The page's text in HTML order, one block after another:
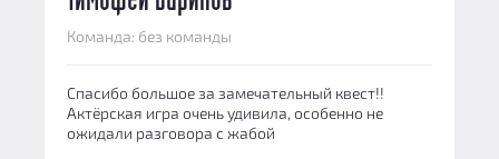
Команда: без команды
Спасибо большое за замечательный квест!!
Актёрская игра очень удивила, особенно не
ожидали разговора с жабой